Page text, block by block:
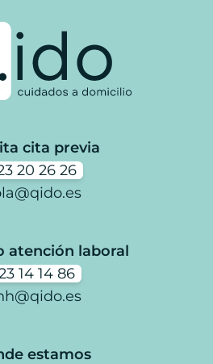
cita previa
20 26 26
atención laboral
14 14 86
estamos